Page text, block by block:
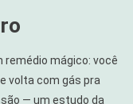
remédio mágico: você
volta com gás pra
— um estudo da